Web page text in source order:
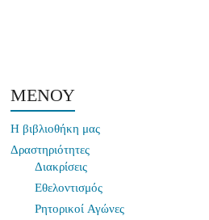
ΜΕΝΟΥ
Η βιβλιοθήκη μας
Δραστηριότητες
Διακρίσεις
Εθελοντισμός
Ρητορικοί Αγώνες